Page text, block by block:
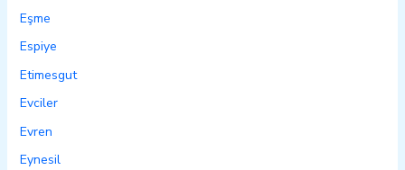
Eşme
Espiye
Etimesgut
Evciler
Evren
Eynesil